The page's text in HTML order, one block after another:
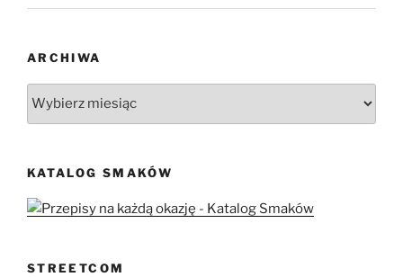
ARCHIWA
KATALOG SMAKÓW
STREETCOM